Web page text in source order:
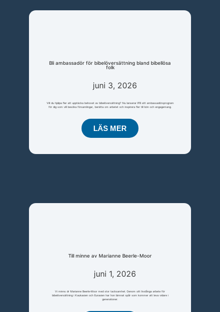
Bli ambassadör för bibelöversättning bland bibellösa
folk
juni 3, 2026
Vill du hjälpa fler att upptäcka behovet av bibelöversättning? Nu lanserar IFB sitt ambassadörsprogram
för dig som vill besöka församlingar, berätta om arbetet och inspirera fler till bön och engagemang.
LÄS MER
Till minne av Marianne Beerle-Moor
juni 1, 2026
Vi minns dr Marianne Beerle-Moor med stor tacksamhet. Genom sitt livslånga arbete för
bibelöversättning i Kaukasien och Eurasien har hon lämnat spår som kommer att leva vidare i
generationer.